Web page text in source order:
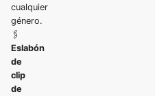
cualquier
género.
🖇️
Eslabón
de
clip
de